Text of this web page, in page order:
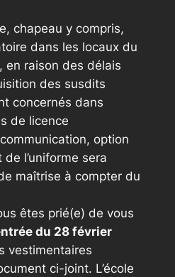
chapeau y compris,
dans les locaux du
en raison des délais
des susdits
concernés dans
de licence
option
l’uniforme sera
maîtrise à compter du
êtes prié(e) de vous
du 28 février
vestimentaires
ci-joint. L’école